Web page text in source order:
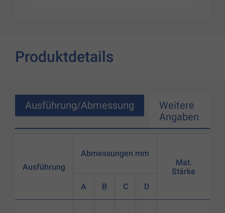
Produktdetails
Ausführung/Abmessung
Weitere
Angaben
Ausführung
Abmessungen mm
A B C D
Mat.
Stärke